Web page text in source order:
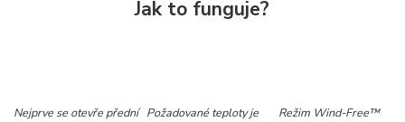
Jak to funguje?
Nejprve se otevře přední
Požadované teploty je
Režim Wind-Free™